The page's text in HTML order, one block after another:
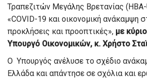
Τραπεζιτών Μεγάλης Βρετανίας
«COVID-19 και οικονομική ανάκαμψη
προκλήσεις και προοπτικές», με
Υπουργό Οικονομικών, κ. Χρήστο
Ο Υπουργός ανέλυσε το σχέδιο
Ελλάδα και απάντησε σε σχόλια και